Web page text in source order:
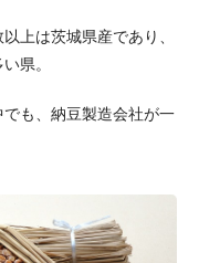
上は茨城県産であり、
県。
も、納豆製造会社が一